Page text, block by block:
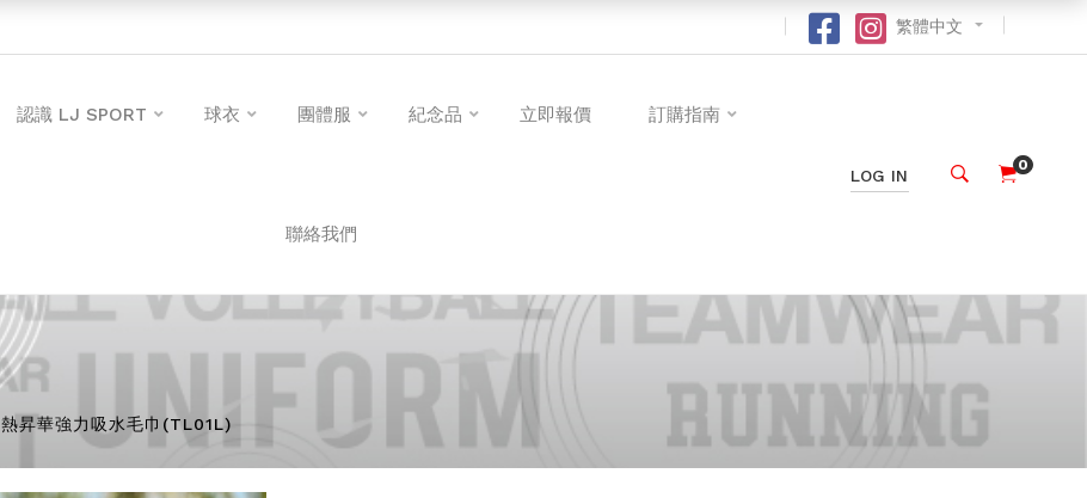
繁體中文
認識 LJ SPORT 球衣 團體服 紀念品 立即報價 訂購指南
聯絡我們
LOG IN
0
熱昇華強力吸水毛巾(TL01L)